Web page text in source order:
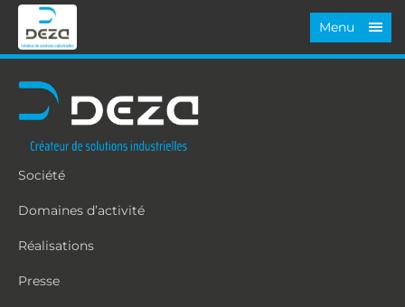
Menu
Société
Domaines d’activité
Réalisations
Presse